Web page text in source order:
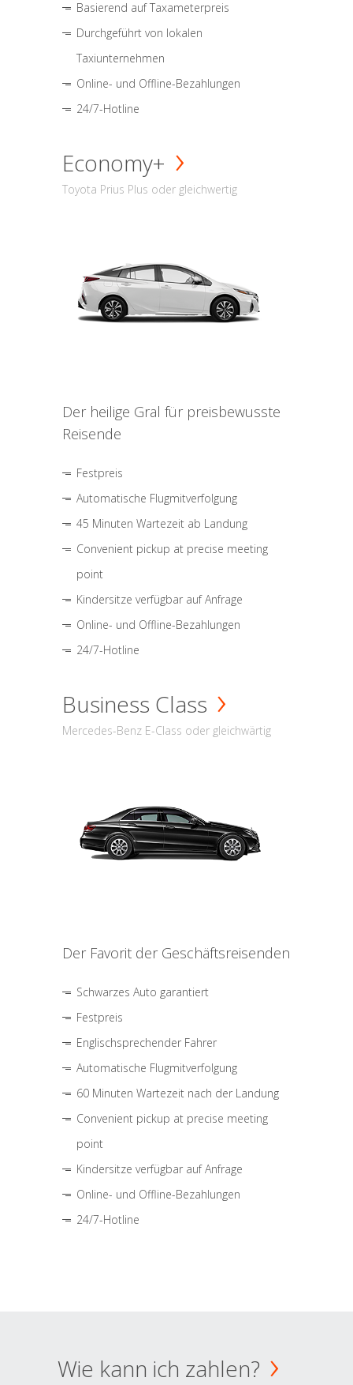
Basierend auf Taxameterpreis
Durchgeführt von lokalen
Taxiunternehmen
Online- und Offline-Bezahlungen
24/7-Hotline
Economy+
Toyota Prius Plus oder gleichwertig
Der heilige Gral für preisbewusste
Reisende
Festpreis
Automatische Flugmitverfolgung
45 Minuten Wartezeit ab Landung
Convenient pickup at precise meeting
point
Kindersitze verfügbar auf Anfrage
Online- und Offline-Bezahlungen
24/7-Hotline
Business Class
Mercedes-Benz E-Class oder gleichwärtig
Der Favorit der Geschäftsreisenden
Schwarzes Auto garantiert
Festpreis
Englischsprechender Fahrer
Automatische Flugmitverfolgung
60 Minuten Wartezeit nach der Landung
Convenient pickup at precise meeting
point
Kindersitze verfügbar auf Anfrage
Online- und Offline-Bezahlungen
24/7-Hotline
Wie kann ich zahlen?